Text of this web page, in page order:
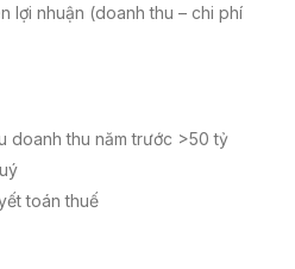
lợi nhuận (doanh thu – chi phí
doanh thu năm trước >50 tỷ
toán thuế